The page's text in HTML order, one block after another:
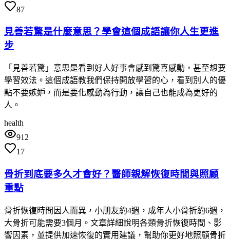
87
見善若驚是什麼意思？學會這個成語讓你人生更進
步
「見善若驚」意思是看到好人好事會感到驚喜感動，甚至想要
學習效法。這個成語教我們保持開放學習的心，看到別人的優
點不要嫉妒，而是要化感動為行動，讓自己也能成為更好的
人。
health
912
17
骨折到底要多久才會好？醫師親解恢復時間與照顧
重點
骨折恢復時間因人而異，小朋友約4週，成年人小骨折約6週，
大骨折可能需要3個月。文章詳細說明各類骨折恢復時間、影
響因素，並提供加速恢復的實用建議，幫助你更好地照顧骨折